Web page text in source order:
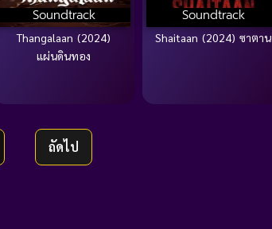
Soundtrack
Thangalaan (2024)
แผ่นดินทอง
Soundtrack
Shaitaan (2024) ซาตาน
ถัดไป